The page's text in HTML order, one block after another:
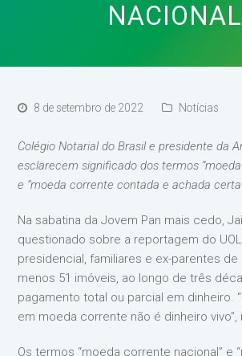
8 de setembro de 2022 Notícias
Colégio Notarial do Brasil e presidente da
esclarecem significado dos termos
e “moeda corrente contada e achada
Na sabatina da Jovem Pan mais cedo,
questionado sobre a reportagem do
presidencial, familiares e ex-parentes
menos 51 imóveis, ao longo de três
pagamento total ou parcial em dinheiro.
em moeda corrente não é dinheiro vivo”,
Os termos “moeda corrente nacional” e